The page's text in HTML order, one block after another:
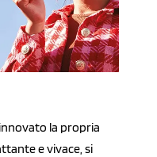
la propria
e vivace, si